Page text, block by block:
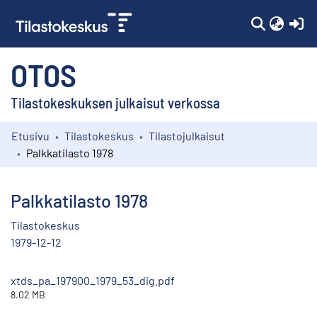
OTOS
Tilastokeskuksen julkaisut verkossa
Kokoelmat
Etusivu Tilastokeskus
Tilastojulkaisut
Palkkatilasto 1978
Palkkatilasto 1978
Tilastokeskus
1979-12-12
xtds_pa_197900_1979_53_dig.pdf
8.02 MB